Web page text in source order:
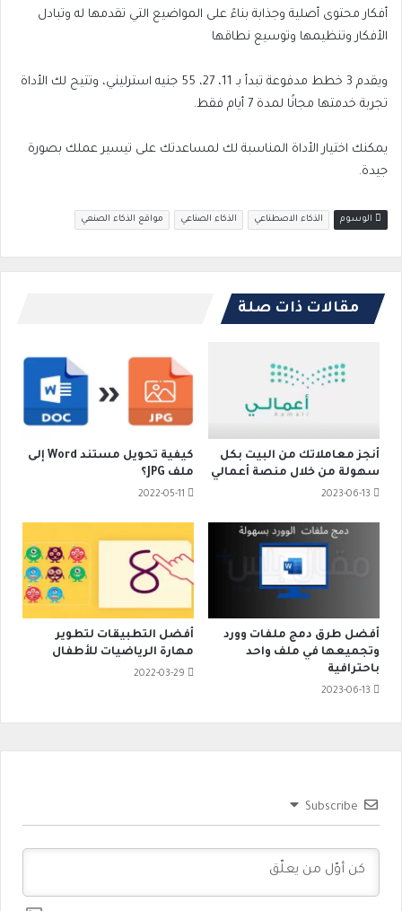
أفكار محتوى أصلية وجذابة بناءً على المواضيع التي تقدمها له وتبادل
الأفكار وتنظيمها وتوسيع نطاقها
ويقدم 3 خطط مدفوعة تبدأ بـ 11، 27، 55 جنيه استرليني، وتتيح لك الأداة
تجربة خدمتها مجانًا لمدة 7 أيام فقط.
يمكنك اختيار الأداة المناسبة لك لمساعدتك على تيسير عملك بصورة
جيدة.
الوسوم الذكاء الاصطناعي الذكاء الصناعي مواقع الذكاء الصنعي
مقالات ذات صلة
أنجز معاملاتك من البيت بكل
سهولة من خلال منصة أعمالي
2023-06-13
كيفية تحويل مستند Word إلى
ملف JPG؟
2022-05-11
أفضل طرق دمج ملفات وورد
وتجميعها في ملف واحد
باحترافية
2023-06-13
أفضل التطبيقات لتطوير
مهارة الرياضيات للأطفال
2022-03-29
Subscribe